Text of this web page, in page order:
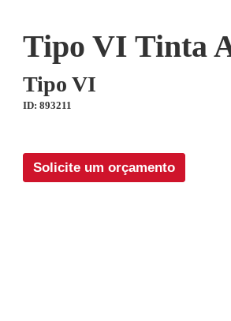
Tipo VI Tinta
Tipo VI
ID: 893211
Solicite um orçamento